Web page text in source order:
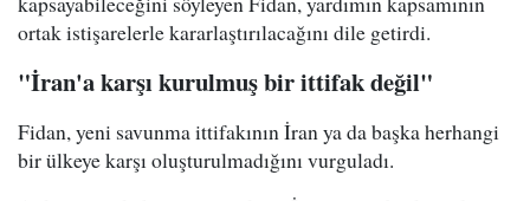
ortak istişarelerle kararlaştırılacağını dile getirdi.
"İran'a karşı kurulmuş bir ittifak değil"
Fidan, yeni savunma ittifakının İran ya da başka herhangi
bir ülkeye karşı oluşturulmadığını vurguladı.